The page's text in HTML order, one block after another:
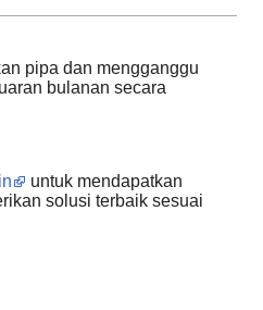
pipa dan mengganggu
bulanan secara
untuk mendapatkan
solusi terbaik sesuai